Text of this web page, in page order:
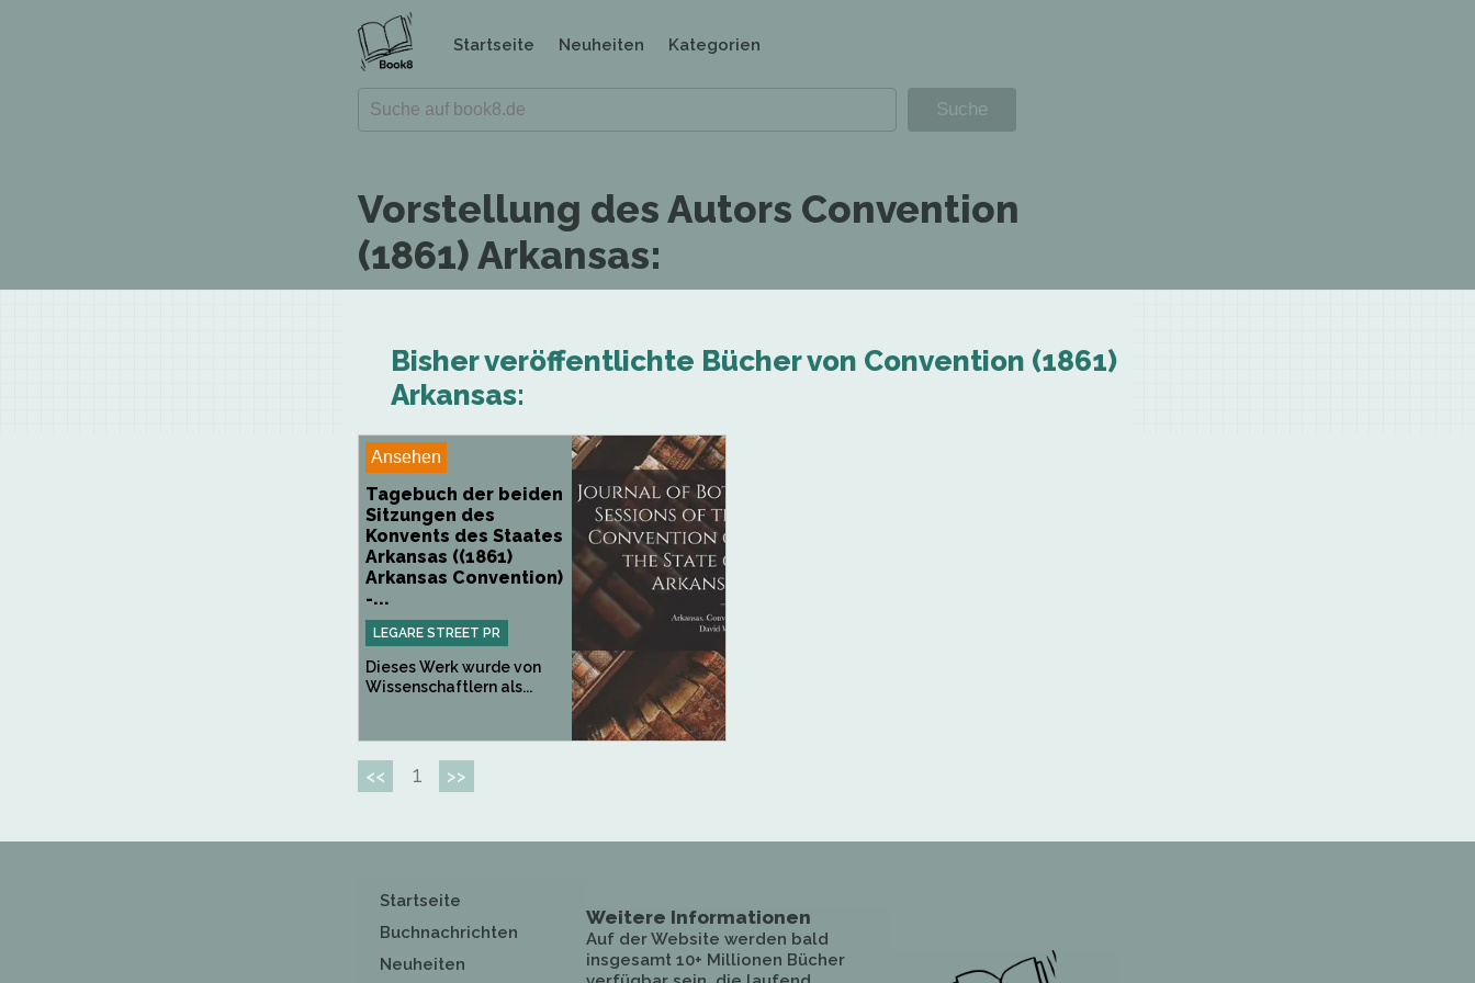
Startseite Neuheiten Kategorien
Vorstellung des Autors Convention
(1861) Arkansas:
Bisher veröffentlichte Bücher von Convention (1861)
Arkansas:
Ansehen
Tagebuch der beiden
Sitzungen des
Konvents des Staates
Arkansas ((1861)
Arkansas Convention)
-...
LEGARE STREET PR
Dieses Werk wurde von
Wissenschaftlern als...
<< 1 >>
Startseite
Buchnachrichten
Neuheiten
Weitere Informationen
Auf der Website werden bald
insgesamt 10+ Millionen Bücher